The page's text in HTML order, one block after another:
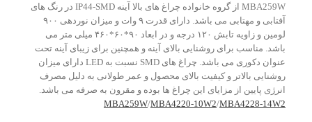
MBA259W از گروه خانواده چراغ های بالا آینه IP44-SMD در رنگ های
آفتابی و مهتابی می باشد. دارای قدرت ۹ وات و میزان نوردهی ۹۰۰
لومین و زاویه تابش ۱۲۰ درجه و در ابعاد ۹۰*۶۰*۴۶۰ میلی متر می
باشد. مناسب برای روشنایی بالای آینه و همچنین برای زیبای آینه تحت
عنوان دکوری می باشد. چراغ های SMD نسبت به LED دارای میزان
روشنایی بالاتر و کیفیت بالای محصول و عمر طولانی به دلیل مصرف
انرژی پایین از مزایای این چراغ ها بوده و مقرون به صرفه می باشد.
MBA259W/MBA4220-10W2/MBA4228-14W2